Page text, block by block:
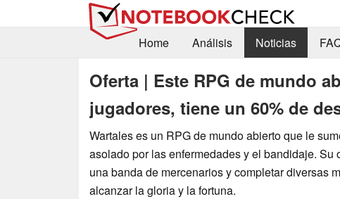
Home
Análisis Noticias
Oferta | Este RPG de mundo
jugadores, tiene un 60% de
Wartales es un RPG de mundo abierto que le
asolado por las enfermedades y el bandidaje. Su
una banda de mercenarios y completar diversas
alcanzar la gloria y la fortuna.